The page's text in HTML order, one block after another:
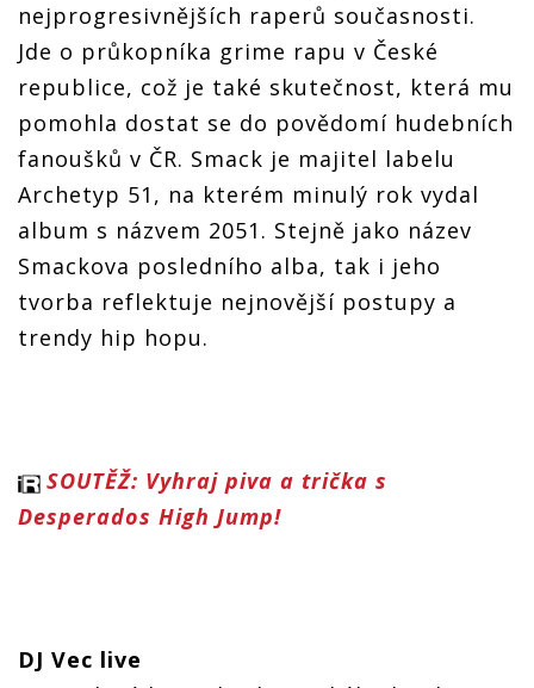
nejprogresivnějších raperů současnosti.
Jde o průkopníka grime rapu v České
republice, což je také skutečnost, která mu
pomohla dostat se do povědomí hudebních
fanoušků v ČR. Smack je majitel labelu
Archetyp 51, na kterém minulý rok vydal
album s názvem 2051. Stejně jako název
Smackova posledního alba, tak i jeho
tvorba reflektuje nejnovější postupy a
trendy hip hopu.
SOUTĚŽ: Vyhraj piva a trička s
Desperados High Jump!
DJ Vec live